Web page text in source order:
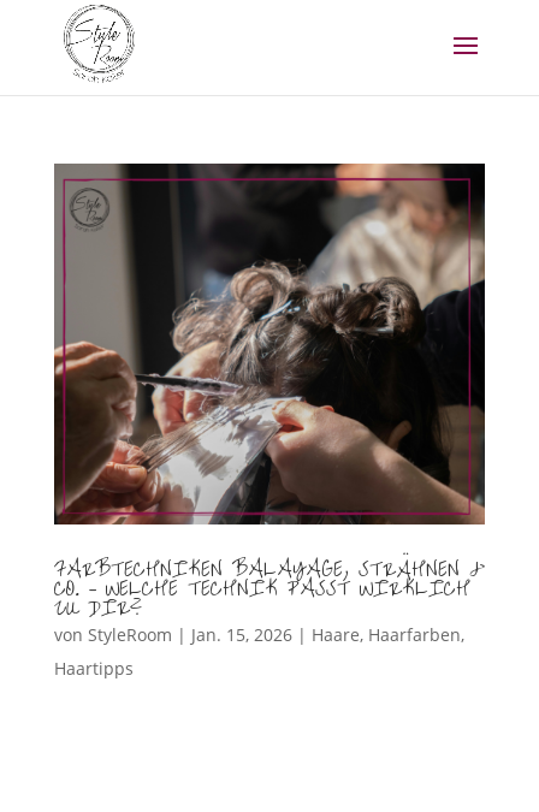
FARBTECHNIKEN BALAYAGE, STRÄHNEN &
CO. – WELCHE TECHNIK PASST WIRKLICH
ZU DIR?
von StyleRoom | Jan. 15, 2026| Haare, Haarfarben,
Haartipps